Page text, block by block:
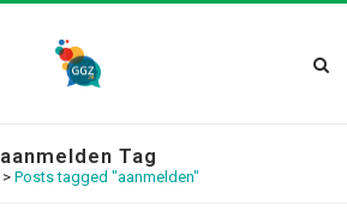
aanmelden Tag
> Posts tagged "aanmelden"